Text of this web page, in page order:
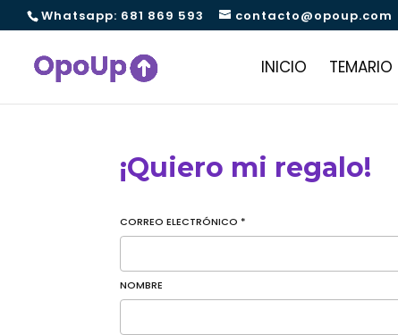
Whatsapp: 681 869 593 contacto@opoup.com
INICIO TEMARIO
¡Quiero mi regalo!
CORREO ELECTRÓNICO *
NOMBRE